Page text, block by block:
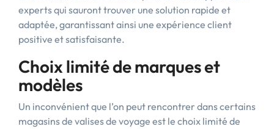
experts qui sauront trouver une solution rapide et
adaptée, garantissant ainsi une expérience client
positive et satisfaisante.
Choix limité de marques et
modèles
Un inconvénient que l’on peut rencontrer dans certains
magasins de valises de voyage est le choix limité de